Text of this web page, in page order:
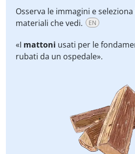
Osserva le immagini e
materiali che vedi.
EN
«I mattoni usati per le
rubati da un ospedale».